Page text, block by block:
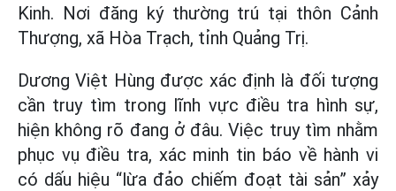
Kinh. Nơi đăng ký thường trú tại thôn Cảnh
Thượng, xã Hòa Trạch, tỉnh Quảng Trị.
Dương Việt Hùng được xác định là đối tượng
cần truy tìm trong lĩnh vực điều tra hình sự,
hiện không rõ đang ở đâu. Việc truy tìm nhằm
phục vụ điều tra, xác minh tin báo về hành vi
có dấu hiệu “lừa đảo chiếm đoạt tài sản” xảy